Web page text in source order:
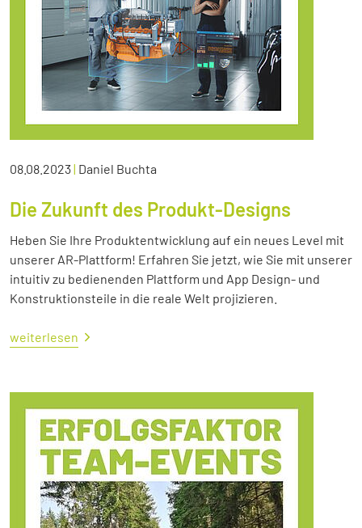
08.08.2023| Daniel Buchta
Die Zukunft des Produkt-Designs
Heben Sie Ihre Produktentwicklung auf ein neues Level mit
unserer AR-Plattform! Erfahren Sie jetzt, wie Sie mit unserer
intuitiv zu bedienenden Plattform und App Design- und
Konstruktionsteile in die reale Welt projizieren.
weiterlesen